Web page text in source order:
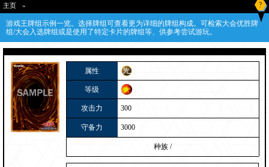
主页 » ?
游戏王牌组示例一览。选择牌组可查看更为详细的牌组构成。可检索大会优胜牌
组/大会入选牌组或是使用了特定卡片的牌组等、供参考尝试游玩。
属性
等级
攻击力 300
守备力 3000
种族 /